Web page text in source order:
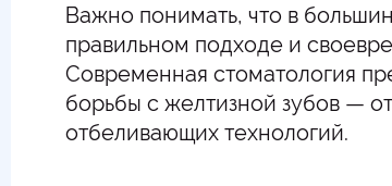
Важно понимать, что в
правильном подходе и
Современная стоматология
борьбы с желтизной зубов —
отбеливающих технологий.